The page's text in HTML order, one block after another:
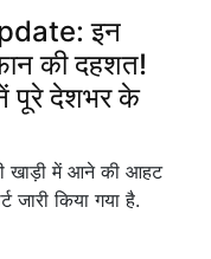
इन
की दहशत!
पूरे देशभर के
खाड़ी में आने की आहट
जारी किया गया है.